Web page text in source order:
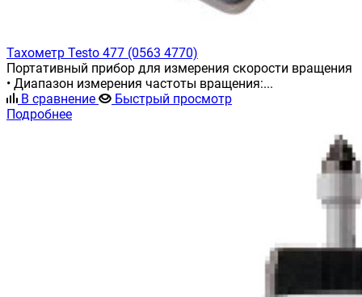
Тахометр Testo 477 (0563 4770)
Портативный прибор для измерения скорости вращения
• Диапазон измерения частоты вращения:...
В сравнение
Быстрый просмотр
Подробнее